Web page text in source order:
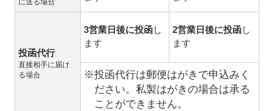
投函代行
直接相手に届け
る場合
3営業日後に投函し
ます
2営業日後に投函し
ます
※投函代行は郵便はがきで申込みく
ださい。私製はがきの場合は承る
ことができません。